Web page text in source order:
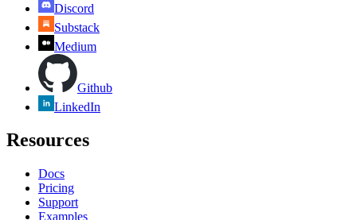
Discord
Substack
Medium
Github
LinkedIn
Resources
Docs
Pricing
Support
Examples